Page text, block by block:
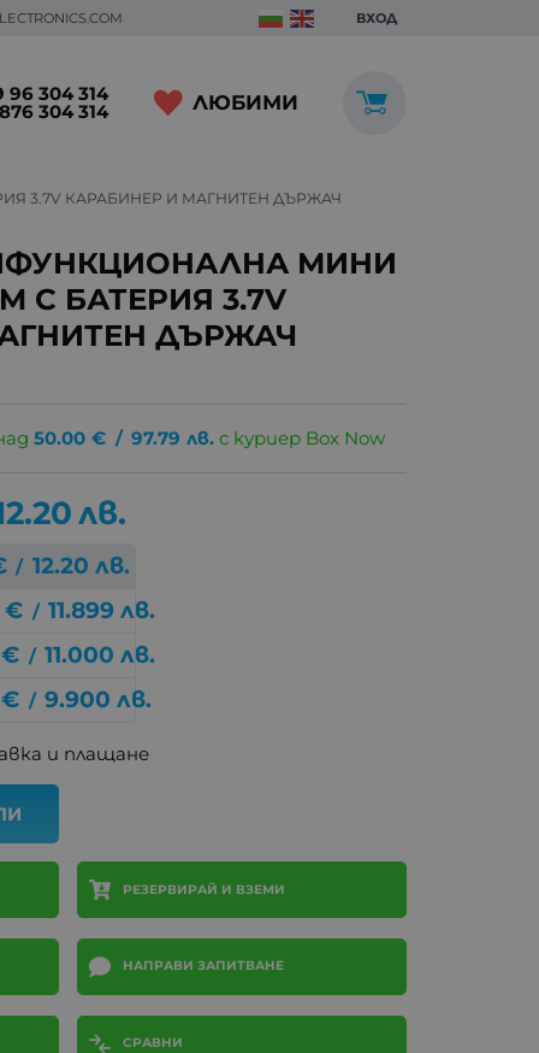
ВХОД
96 304 314
304 314 ЛЮБИМИ
3.7V КАРАБИНЕР И МАГНИТЕН ДЪРЖАЧ
МИНИ
С БАТЕРИЯ 3.7V
ДЪРЖАЧ
50.00 € / 97.79 лв. с куриер Box Now
лв.
/ 12.20 лв.
€ / 11.899 лв.
€ / 11.000 лв.
€ / 9.900 лв.
и плащане
РЕЗЕРВИРАЙ И ВЗЕМИ
НАПРАВИ ЗАПИТВАНЕ
СРАВНИ